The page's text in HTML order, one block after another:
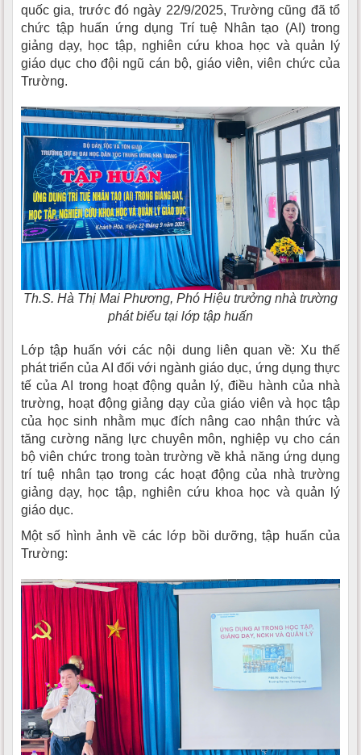
quốc gia, trước đó ngày 22/9/2025, Trường cũng đã tổ
chức tập huấn ứng dụng Trí tuệ Nhân tạo (AI) trong
giảng dạy, học tập, nghiên cứu khoa học và quản lý
giáo dục cho đội ngũ cán bộ, giáo viên, viên chức của
Trường.
Th.S. Hà Thị Mai Phương, Phó Hiệu trưởng nhà trường
phát biểu tại lớp tập huấn
Lớp tập huấn với các nội dung liên quan về: Xu thế
phát triển của AI đối với ngành giáo dục, ứng dụng thực
tế của AI trong hoạt động quản lý, điều hành của nhà
trường, hoạt động giảng dạy của giáo viên và học tập
của học sinh nhằm mục đích nâng cao nhận thức và
tăng cường năng lực chuyên môn, nghiệp vụ cho cán
bộ viên chức trong toàn trường về khả năng ứng dụng
trí tuệ nhân tạo trong các hoạt động của nhà trường
giảng dạy, học tập, nghiên cứu khoa học và quản lý
giáo dục.
Một số hình ảnh về các lớp bồi dưỡng, tập huấn của
Trường: